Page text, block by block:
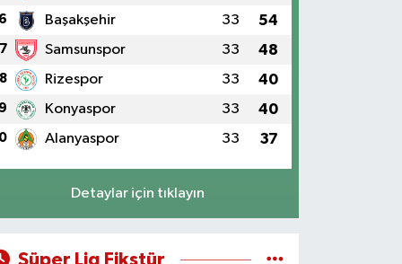
Başakşehir 33 54
7 Samsunspor 33 48
8 Rizespor 33 40
Konyaspor 33 40
Alanyaspor 33 37
Detaylar için tıklayın
Süper Lig Fikstür